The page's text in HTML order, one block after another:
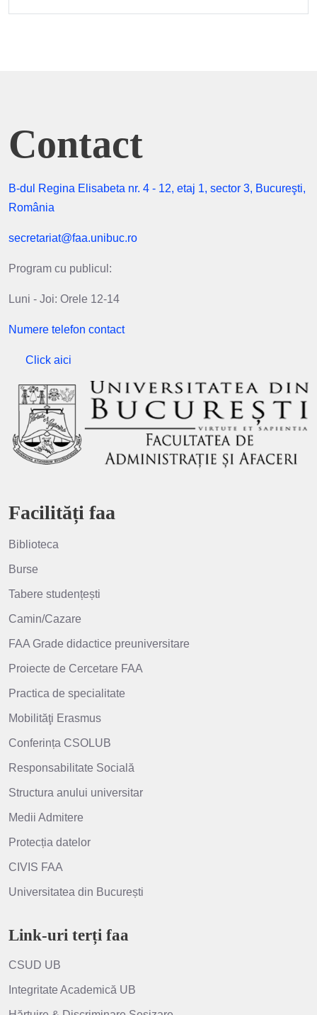
Contact
B-dul Regina Elisabeta nr. 4 - 12, etaj 1, sector 3, Bucureşti,
România
secretariat@faa.unibuc.ro
Program cu publicul:
Luni - Joi: Orele 12-14
Numere telefon contact
Click aici
Facilități faa
Biblioteca
Burse
Tabere studențești
Camin/Cazare
FAA Grade didactice preuniversitare
Proiecte de Cercetare FAA
Practica de specialitate
Mobilităţi Erasmus
Conferința CSOLUB
Responsabilitate Socială
Structura anului universitar
Medii Admitere
Protecția datelor
CIVIS FAA
Universitatea din București
Link-uri terți faa
CSUD UB
Integritate Academică UB